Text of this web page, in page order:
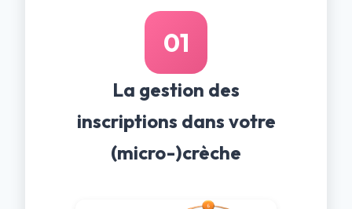
01
La gestion des
inscriptions dans votre
(micro-)crèche